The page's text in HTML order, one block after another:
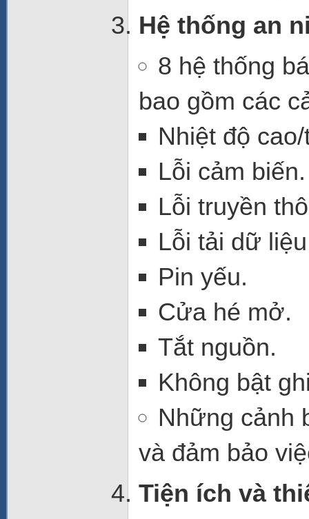
Hệ thống an
8 hệ thống
bao gồm các
Nhiệt độ
Lỗi cảm biến.
Lỗi truyền
Lỗi tải dữ
Pin yếu.
Cửa hé mở.
Tắt nguồn.
Không bật
Những cảnh
và đảm bảo
Tiện ích và